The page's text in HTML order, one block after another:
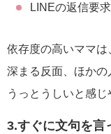
LINEの返信要
依存度の高いママ
深まる反面、ほか
うっとうしいと感じ
3.すぐに文句を言